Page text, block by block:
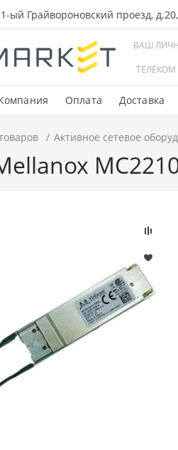
ый Грайвороновский проезд,
ВАШ
Оплата Доставка
Активное сетевое